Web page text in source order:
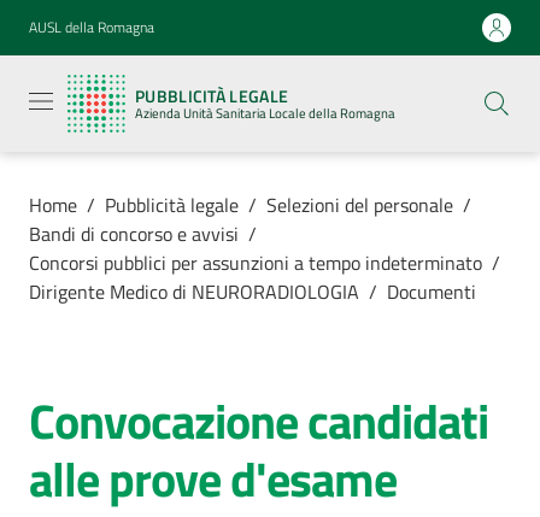
Vai al contenuto
Vai alla navigazione
Vai al footer
AUSL della Romagna
PUBBLICITÀ LEGALE
Azienda Unità Sanitaria Locale della Romagna
legale
Azienda
Unità
Locale della
Servizi
Luoghi di
cura
Home / Pubblicità legale / Selezioni del personale /
Bandi di concorso e avvisi /
Concorsi pubblici per assunzioni a tempo indeterminato /
Dirigente Medico di NEURORADIOLOGIA / Documenti
Convocazione candidati
alle prove d'esame